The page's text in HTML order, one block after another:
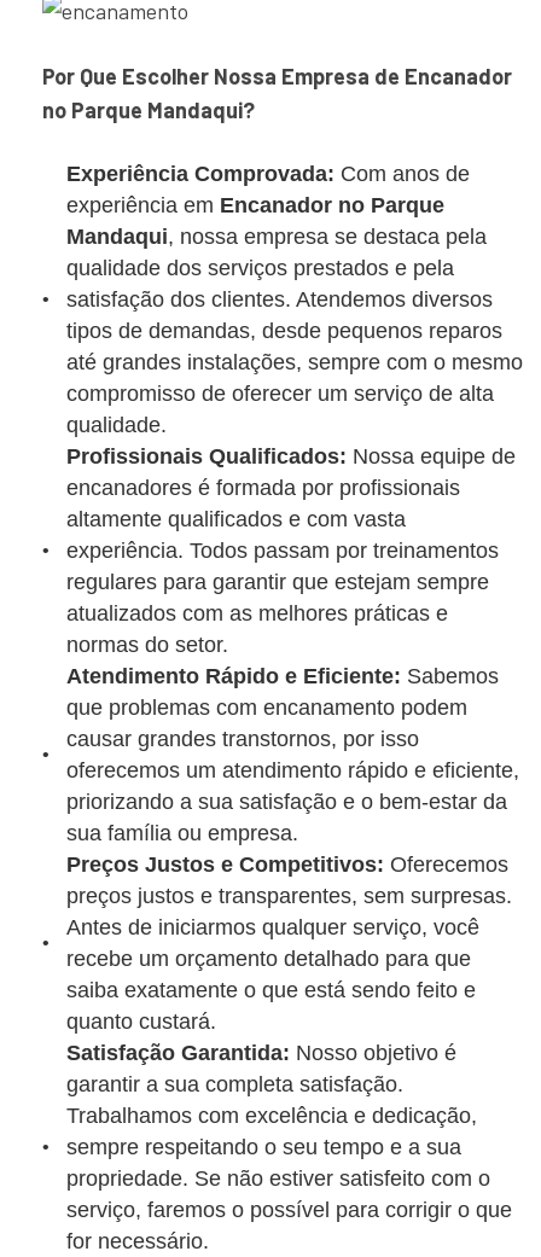
Por Que Escolher Nossa Empresa de Encanador
no Parque Mandaqui?
Experiência Comprovada: Com anos de
experiência em Encanador no Parque
Mandaqui, nossa empresa se destaca pela
qualidade dos serviços prestados e pela
satisfação dos clientes. Atendemos diversos
tipos de demandas, desde pequenos reparos
até grandes instalações, sempre com o mesmo
compromisso de oferecer um serviço de alta
qualidade.
Profissionais Qualificados: Nossa equipe de
encanadores é formada por profissionais
altamente qualificados e com vasta
experiência. Todos passam por treinamentos
regulares para garantir que estejam sempre
atualizados com as melhores práticas e
normas do setor.
Atendimento Rápido e Eficiente: Sabemos
que problemas com encanamento podem
causar grandes transtornos, por isso
oferecemos um atendimento rápido e eficiente,
priorizando a sua satisfação e o bem-estar da
sua família ou empresa.
Preços Justos e Competitivos: Oferecemos
preços justos e transparentes, sem surpresas.
Antes de iniciarmos qualquer serviço, você
recebe um orçamento detalhado para que
saiba exatamente o que está sendo feito e
quanto custará.
Satisfação Garantida: Nosso objetivo é
garantir a sua completa satisfação.
Trabalhamos com excelência e dedicação,
sempre respeitando o seu tempo e a sua
propriedade. Se não estiver satisfeito com o
serviço, faremos o possível para corrigir o que
for necessário.